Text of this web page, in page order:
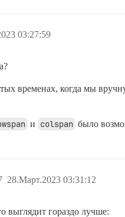
03:27:59
временах, когда мы
и colspan было
28.Март.2023 03:31:12
выглядит гораздо лучше: